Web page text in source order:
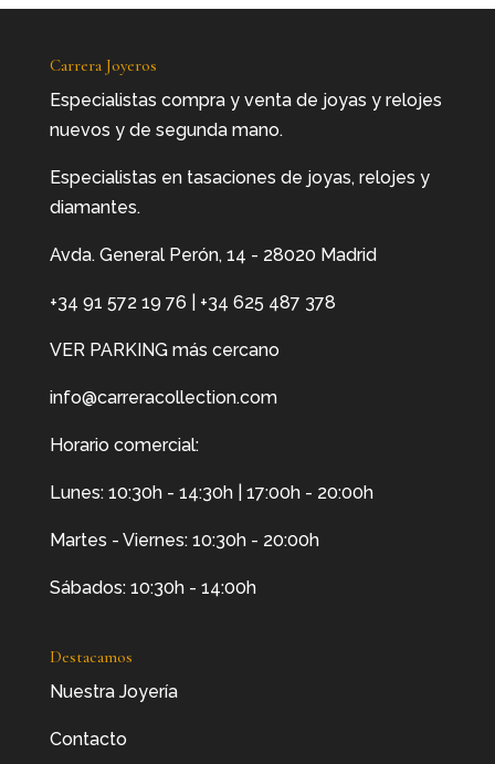
Carrera Joyeros
Especialistas compra y venta de joyas y relojes
nuevos y de segunda mano.
Especialistas en tasaciones de joyas, relojes y
diamantes.
Avda. General Perón, 14 - 28020 Madrid
+34 91 572 19 76 +34 625 487 378
VER PARKING más cercano
info@carreracollection.com
Horario comercial:
Lunes: 10:30h - 14:30h | 17:00h - 20:00h
Martes - Viernes: 10:30h - 20:00h
Sábados: 10:30h - 14:00h
Destacamos
Nuestra Joyería
Contacto